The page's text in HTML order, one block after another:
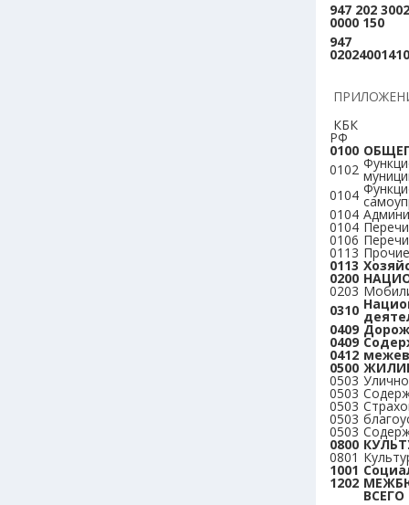
947 202
0000 150
947
КБК
РФ
0100
0102
0104
0104
0104
0106
0113
0113
0200
0203
0310
0409
0409
0412
0500
0503
0503
0503
0503
0503
0800
0801
1001
1202